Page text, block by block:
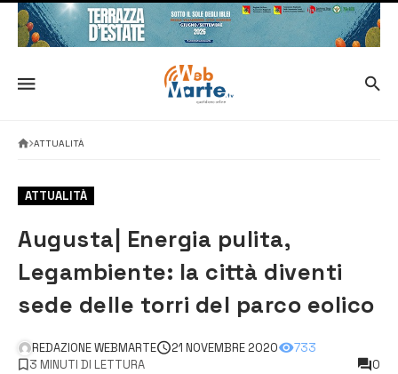
ATTUALITÀ
ATTUALITÀ
Augusta| Energia pulita,
Legambiente: la città diventi
sede delle torri del parco eolico
REDAZIONE WEBMARTE 21 NOVEMBRE 2020
733
3 MINUTI DI LETTURA
0